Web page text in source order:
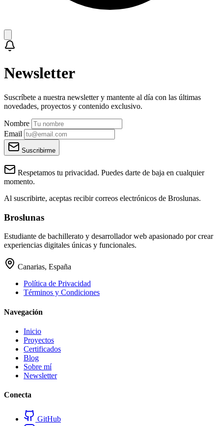
Newsletter
Suscríbete a nuestra newsletter y mantente al día con las últimas
novedades, proyectos y contenido exclusivo.
Nombre
Email
Suscribirme
Respetamos tu privacidad. Puedes darte de baja en cualquier
momento.
Al suscribirte, aceptas recibir correos electrónicos de Broslunas.
Broslunas
Estudiante de bachillerato y desarrollador web apasionado por crear
experiencias digitales únicas y funcionales.
Canarias, España
Política de Privacidad
Términos y Condiciones
Navegación
Inicio
Proyectos
Certificados
Blog
Sobre mí
Newsletter
Conecta
GitHub